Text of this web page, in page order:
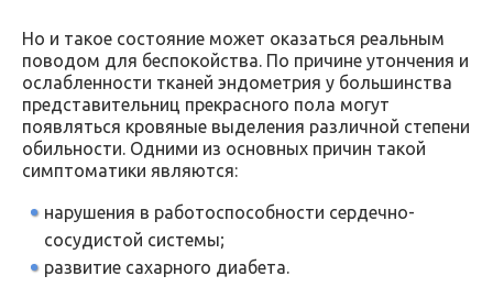
Но и такое состояние может оказаться реальным
поводом для беспокойства. По причине утончения и
ослабленности тканей эндометрия у большинства
представительниц прекрасного пола могут
появляться кровяные выделения различной степени
обильности. Одними из основных причин такой
симптоматики являются:
нарушения в работоспособности сердечно-
сосудистой системы;
развитие сахарного диабета.